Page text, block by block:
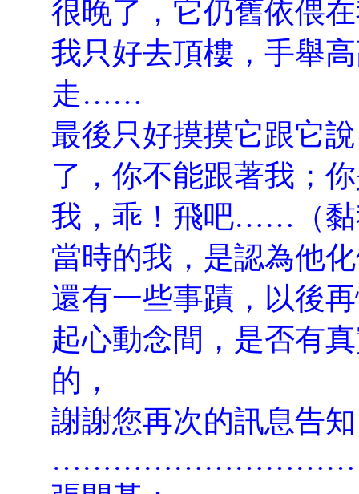
很晚了，它仍舊依偎
我只好去頂樓，手舉
走……
最後只好摸摸它跟它
了，你不能跟著我；
我，乖！飛吧……（黏
當時的我，是認為他
還有一些事蹟，以後
起心動念間，是否有
的，
謝謝您再次的訊息告